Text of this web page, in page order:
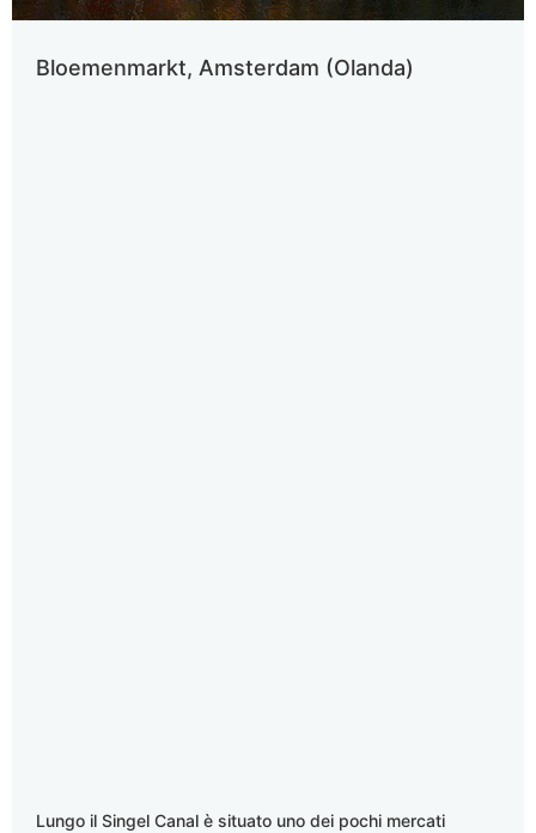
Bloemenmarkt, Amsterdam (Olanda)
Lungo il Singel Canal è situato uno dei pochi mercati